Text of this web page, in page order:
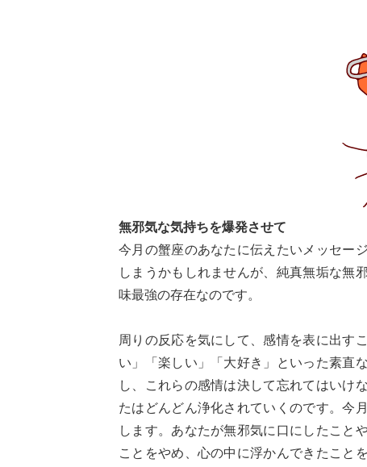
無邪気な気持ちを爆発させて
今月の蟹座のあなたに伝えたいメッセー
しまうかもしれませんが、純真無垢な無
味最強の存在なのです。
周りの反応を気にして、感情を表に出す
い」「楽しい」「大好き」といった素直
し、これらの感情は決して忘れてはいけ
たはどんどん浄化されていくのです。今
します。あなたが無邪気に口にしたこと
ことをやめ、心の中に浮かんできたこと